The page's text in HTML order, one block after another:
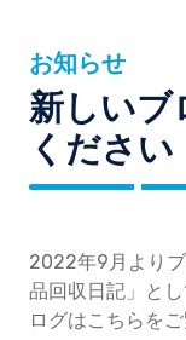
お知らせ
新しいブ
ください
2022年9月より
品回収日記」と
ログはこちらをご